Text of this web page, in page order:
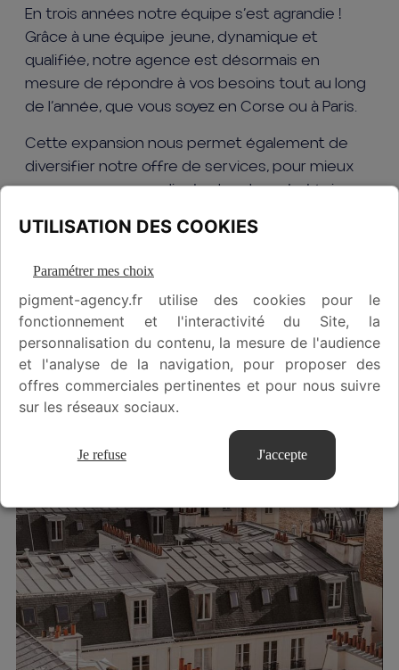
En trois années notre équipe s’est agrandie !
Grâce à une équipe jeune, dynamique et
qualifiée, notre agence est désormais en
mesure de répondre à vos besoins tout au long
de l’année, que vous soyez en Corse ou à Paris.
Cette expansion nous permet également de
diversifier notre offre de services, pour mieux
accompagner nos clients dans leur stratégie
à propulser votre marque vers de nouveaux
horizons.
UTILISATION DES COOKIES
Paramétrer mes choix
pigment-agency.fr utilise des cookies pour le
fonctionnement et l'interactivité du Site, la
personnalisation du contenu, la mesure de l'audience
et l'analyse de la navigation, pour proposer des
offres commerciales pertinentes et pour nous suivre
sur les réseaux sociaux.
Je refuse J'accepte